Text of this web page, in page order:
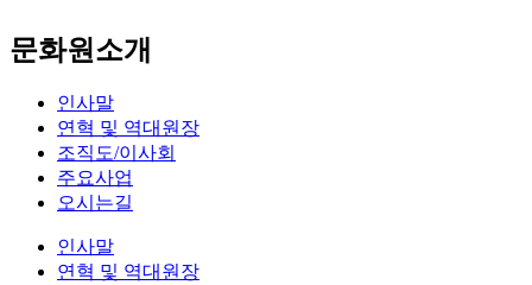
문화원소개
인사말
연혁 및 역대원장
조직도/이사회
주요사업
오시는길
인사말
연혁 및 역대원장